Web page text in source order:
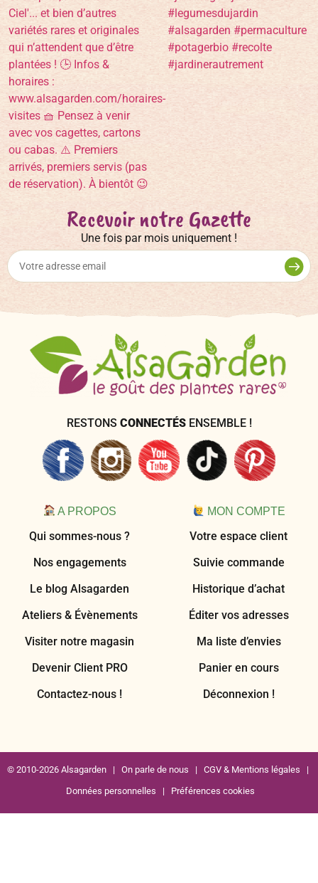
Recevoir notre Gazette
Une fois par mois uniquement !
RESTONS CONNECTÉS ENSEMBLE !
A PROPOS
Qui sommes-nous ?
Nos engagements
Le blog Alsagarden
Ateliers & Évènements
Visiter notre magasin
Devenir Client PRO
Contactez-nous !
MON COMPTE
Votre espace client
Suivie commande
Historique d’achat
Éditer vos adresses
Ma liste d’envies
Panier en cours
Déconnexion !
© 2010-2026 Alsagarden | On parle de nous | CGV & Mentions légales |
Données personnelles | Préférences cookies